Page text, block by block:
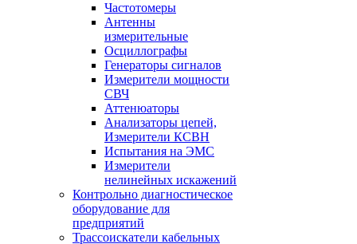
Частотомеры
Антенны
измерительные
Осциллографы
Генераторы сигналов
Измерители мощности
СВЧ
Аттенюаторы
Анализаторы цепей,
Измерители КСВН
Испытания на ЭМС
Измерители
нелинейных искажений
Контрольно диагностическое
оборудование для
предприятий
Трассоискатели кабельных